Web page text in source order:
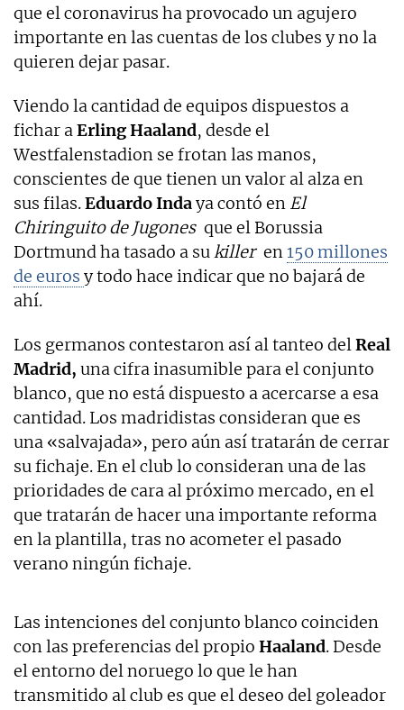
que el coronavirus ha provocado un agujero
importante en las cuentas de los clubes y no la
quieren dejar pasar.
Viendo la cantidad de equipos dispuestos a
fichar aErling Haaland, desde el
Westfalenstadion se frotan las manos,
conscientes de que tienen un valor al alza en
sus filas.Eduardo Indaya contó en El
Chiringuito de Jugones que el Borussia
Dortmund ha tasado a sukiller en150 millones
de euros y todo hace indicar que no bajará de
ahí.
Los germanos contestaron así al tanteo delReal
Madrid, una cifra inasumible para el conjunto
blanco, que no está dispuesto a acercarse a esa
cantidad. Los madridistas consideran que es
una «salvajada», pero aún así tratarán de cerrar
su fichaje. En el club lo consideran una de las
prioridades de cara al próximo mercado, en el
que tratarán de hacer una importante reforma
en la plantilla, tras no acometer el pasado
verano ningún fichaje.
Las intenciones del conjunto blanco coinciden
con las preferencias del propio Haaland. Desde
el entorno del noruego lo que le han
transmitido al club es que el deseo del goleador